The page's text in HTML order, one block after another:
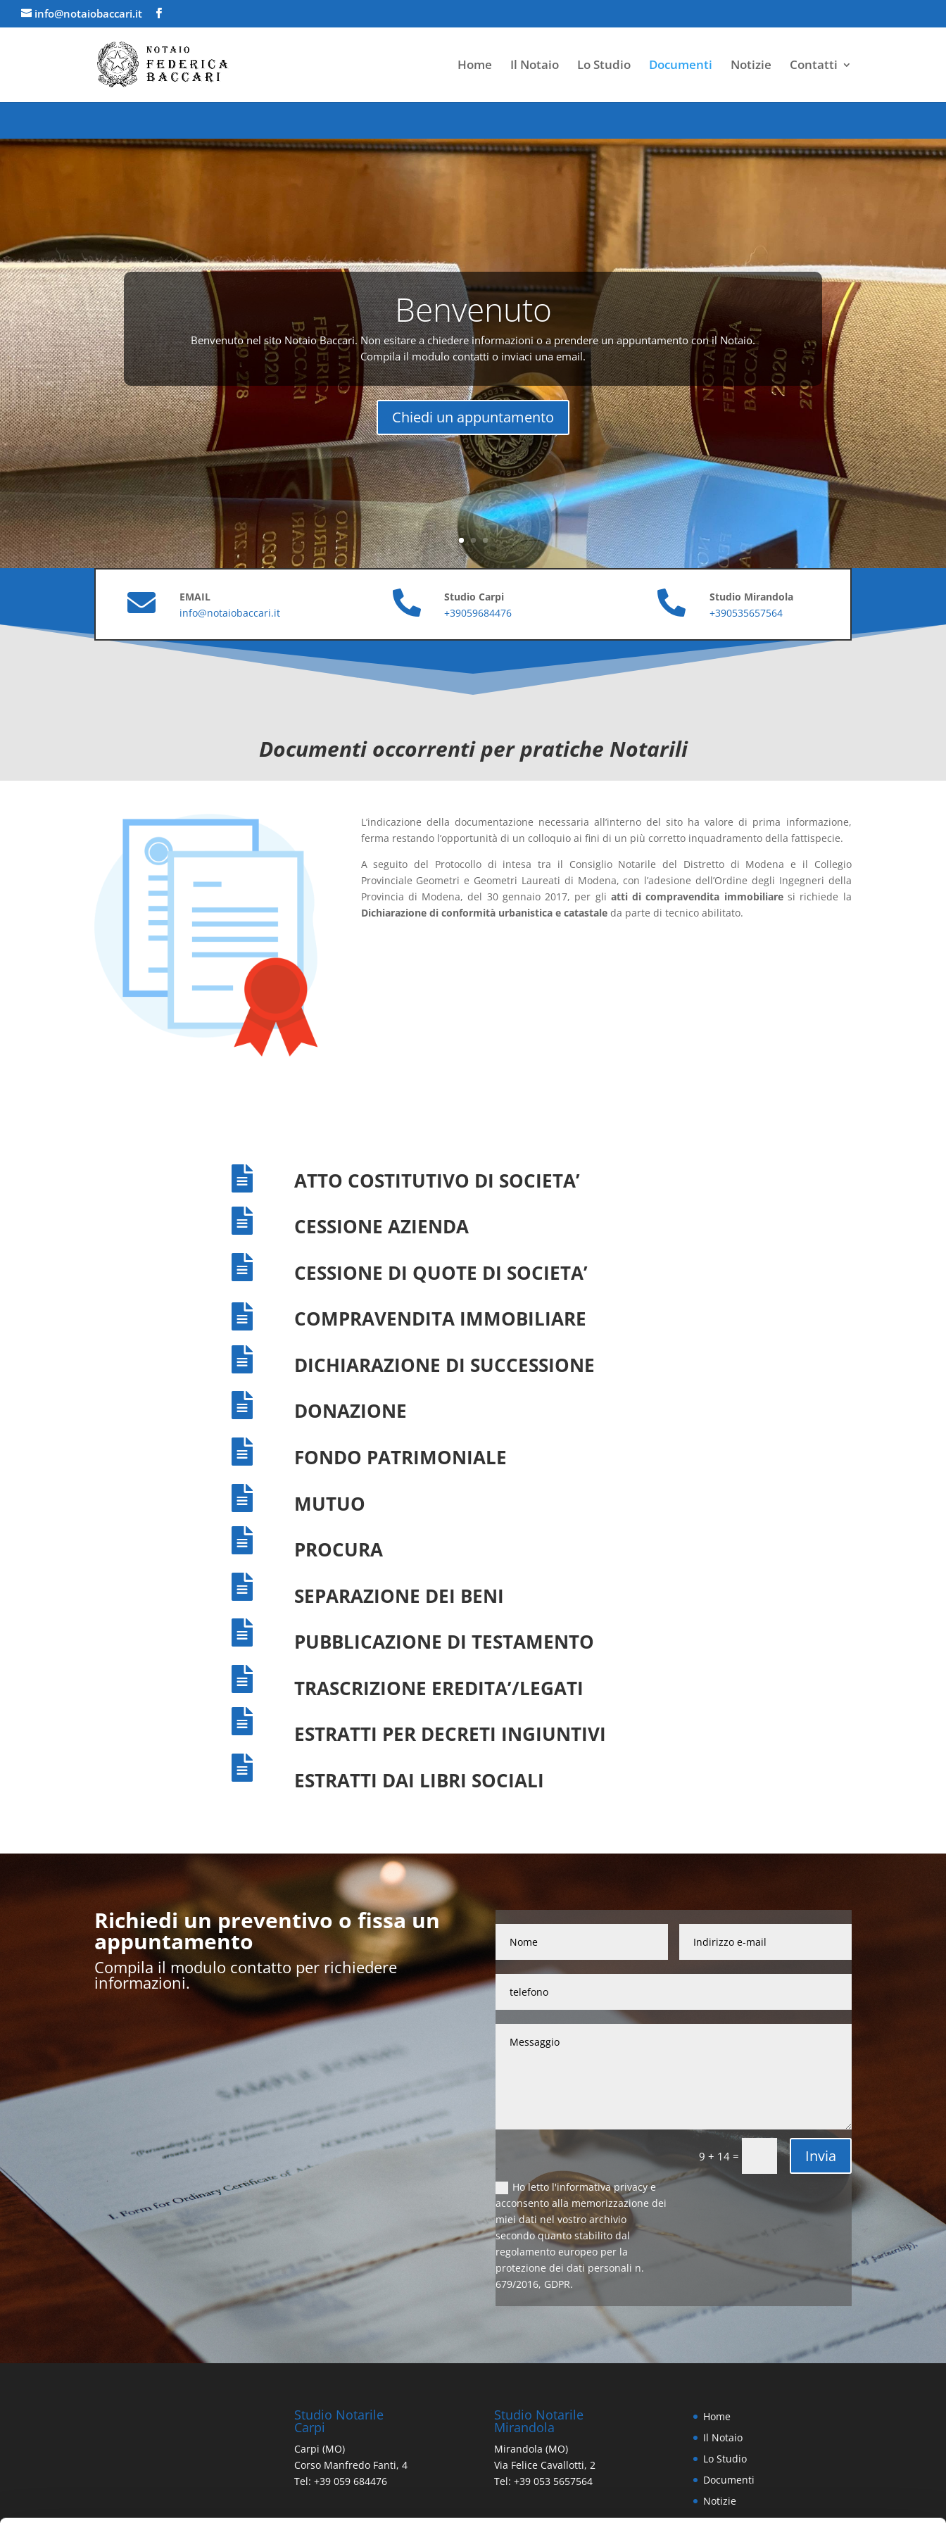
info@notaiobaccari.it
Home Il Notaio Lo Studio Documenti Notizie Contatti
Benvenuto
Benvenuto nel sito Notaio Baccari. Non esitare a chiedere informazioni o a prendere un appuntamento con il Notaio.
Compila il modulo contatti o inviaci una email.
Chiedi un appuntamento

EMAIL
info@notaiobaccari.it

Studio Carpi
+39059684476

Studio Mirandola
+390535657564
Documenti occorrenti per pratiche Notarili
L’indicazione della documentazione necessaria all’interno del sito ha valore di prima informazione,
ferma restando l’opportunità di un colloquio ai fini di un più corretto inquadramento della fattispecie.
A seguito del Protocollo di intesa tra il Consiglio Notarile del Distretto di Modena e il Collegio
Provinciale Geometri e Geometri Laureati di Modena, con l’adesione dell’Ordine degli Ingegneri della
Provincia di Modena, del 30 gennaio 2017, per gli atti di compravendita immobiliaresi richiede la
Dichiarazione di conformità urbanistica e catastaleda parte di tecnico abilitato.














ATTO COSTITUTIVO DI SOCIETA’
CESSIONE AZIENDA
CESSIONE DI QUOTE DI SOCIETA’
COMPRAVENDITA IMMOBILIARE
DICHIARAZIONE DI SUCCESSIONE
DONAZIONE
FONDO PATRIMONIALE
MUTUO
PROCURA
SEPARAZIONE DEI BENI
PUBBLICAZIONE DI TESTAMENTO
TRASCRIZIONE EREDITA’/LEGATI
ESTRATTI PER DECRETI INGIUNTIVI
ESTRATTI DAI LIBRI SOCIALI
Richiedi un preventivo o fissa un
appuntamento
Compila il modulo contatto per richiedere
informazioni.
Ho letto l'informativa privacy e
acconsento alla memorizzazione dei
miei dati nel vostro archivio
secondo quanto stabilito dal
regolamento europeo per la
protezione dei dati personali n.
679/2016, GDPR.
9 + 14= Invia
Studio Notarile
Carpi
Carpi (MO)
Corso Manfredo Fanti, 4
Tel: +39 059 684476
Studio Notarile
Mirandola
Mirandola (MO)
Via Felice Cavallotti, 2
Tel: +39 053 5657564
Home
Il Notaio
Lo Studio
Documenti
Notizie